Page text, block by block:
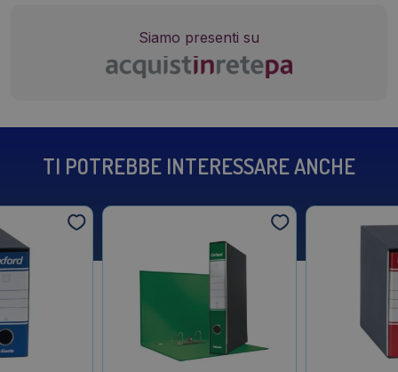
Siamo presenti su
TI POTREBBE INTERESSARE ANCHE